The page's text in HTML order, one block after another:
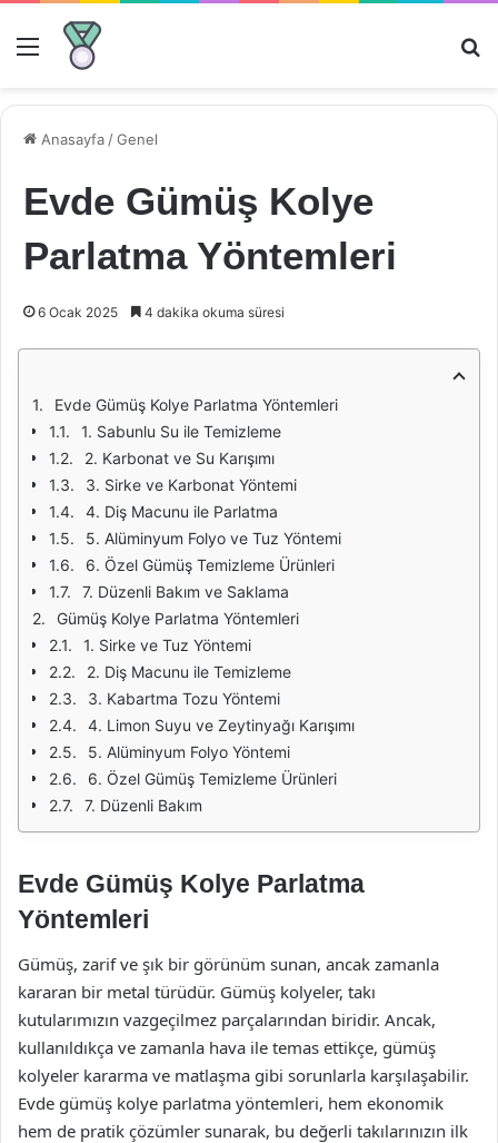
Menü
Anasayfa /Genel
Evde Gümüş Kolye
Parlatma Yöntemleri
6 Ocak 2025 4 dakika okuma süresi
Evde Gümüş Kolye Parlatma Yöntemleri
1. Sabunlu Su ile Temizleme
2. Karbonat ve Su Karışımı
3. Sirke ve Karbonat Yöntemi
4. Diş Macunu ile Parlatma
5. Alüminyum Folyo ve Tuz Yöntemi
6. Özel Gümüş Temizleme Ürünleri
7. Düzenli Bakım ve Saklama
Gümüş Kolye Parlatma Yöntemleri
1. Sirke ve Tuz Yöntemi
2. Diş Macunu ile Temizleme
3. Kabartma Tozu Yöntemi
4. Limon Suyu ve Zeytinyağı Karışımı
5. Alüminyum Folyo Yöntemi
6. Özel Gümüş Temizleme Ürünleri
7. Düzenli Bakım
Evde Gümüş Kolye Parlatma
Yöntemleri
Gümüş, zarif ve şık bir görünüm sunan, ancak zamanla
kararan bir metal türüdür. Gümüş kolyeler, takı
kutularımızın vazgeçilmez parçalarından biridir. Ancak,
kullanıldıkça ve zamanla hava ile temas ettikçe, gümüş
kolyeler kararma ve matlaşma gibi sorunlarla karşılaşabilir.
Evde gümüş kolye parlatma yöntemleri, hem ekonomik
hem de pratik çözümler sunarak, bu değerli takılarınızın ilk